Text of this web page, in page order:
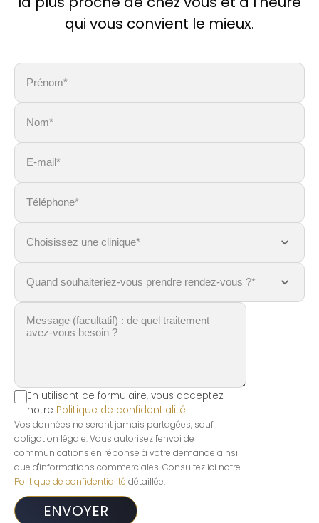
qui vous convient le mieux.
En utilisant ce formulaire, vous acceptez
notre Politique de confidentialité
Vos données ne seront jamais partagées, sauf
obligation légale. Vous autorisez l'envoi de
communications en réponse à votre demande ainsi
que d'informations commerciales. Consultez ici notre
Politique de confidentialité détaillée.